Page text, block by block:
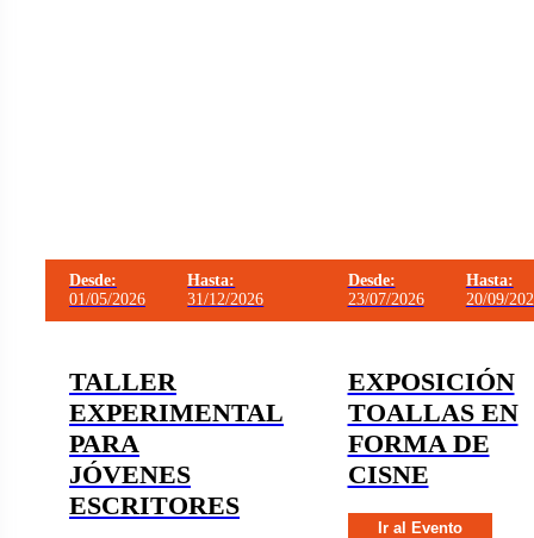
Desde:
01/05/2026
Hasta:
31/12/2026
TALLER
EXPERIMENTAL
PARA
JÓVENES
ESCRITORES
Desde:
23/07/2026
Hasta:
20/09/
EXPOSICIÓN
TOALLAS EN
FORMA DE
CISNE
Ir al Evento